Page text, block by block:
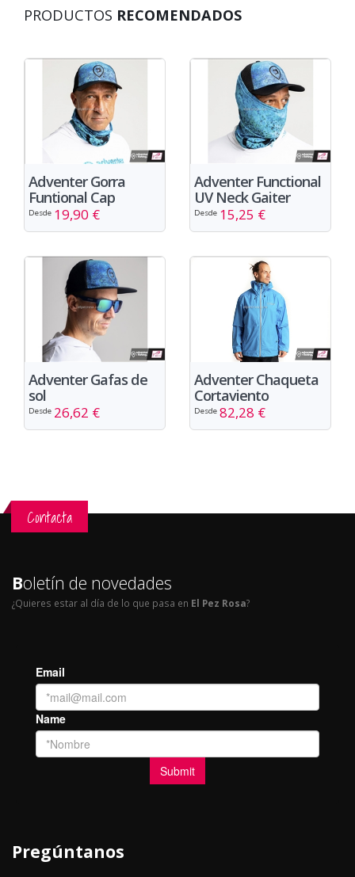
PRODUCTOS RECOMENDADOS
Adventer Gorra
Funtional Cap
Desde 19,90 €
Adventer Functional
UV Neck Gaiter
Desde 15,25 €
Adventer Gafas de
sol
Desde 26,62 €
Adventer Chaqueta
Cortaviento
Desde 82,28 €
Contacta
Boletín de novedades
¿Quieres estar al día de lo que pasa en El Pez Rosa?
Pregúntanos